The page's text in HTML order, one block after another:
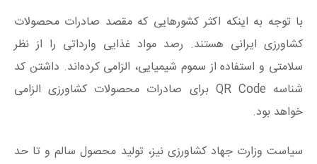
با توجه به اینکه اکثر کشورهایی که مقصد صادرات محصولات
کشاورزی ایرانی هستند. رصد مواد غذایی وارداتی را از نظر
سلامتی و استفاده از سموم شیمیایی، الزامی کرده‌اند. داشتن کد
شناسه QR Code برای صادرات محصولات کشاورزی الزامی
خواهد بود.
سیاست وزارت جهاد کشاورزی نیز، تولید محصول سالم و تا حد